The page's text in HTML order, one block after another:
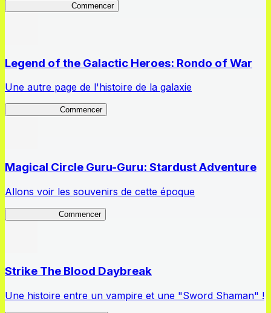
Commencer
Legend of the Galactic Heroes: Rondo of War
Une autre page de l'histoire de la galaxie
Commencer
Magical Circle Guru-Guru: Stardust Adventure
Allons voir les souvenirs de cette époque
Commencer
Strike The Blood Daybreak
Une histoire entre un vampire et une "Sword Shaman" !